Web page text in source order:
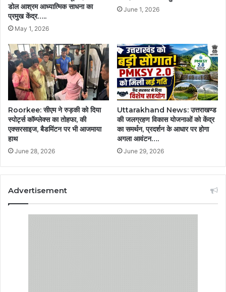
डोल आश्रम आध्यात्मिक साधना का
प्रमुख केंद्र…..
May 1, 2026
June 1, 2026
Roorkee: सीएम ने रुड़की को दिया
स्पोर्ट्स कॉम्प्लेक्स का तोहफा, की
एक्सरसाइज, बैडमिंटन पर भी आजमाया
हाथ
June 28, 2026
Uttarakhand News: उत्तराखण्ड
की जलग्रहण विकास योजनाओं को केंद्र
का समर्थन, प्रदर्शन के आधार पर होगा
अगला आवंटन….
June 29, 2026
Advertisement